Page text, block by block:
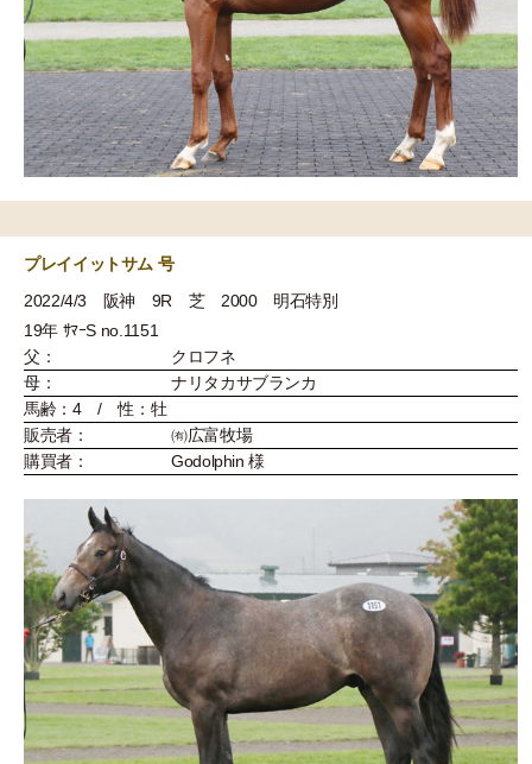
プレイイットサム 号
2022/4/3 阪神 9R 芝 2000 明石特別
19年 ｻﾏｰS no.1151
父：
クロフネ
母：
ナリタカサブランカ
馬齢：4 / 性：牡
販売者：
㈲広富牧場
購買者：
Godolphin 様